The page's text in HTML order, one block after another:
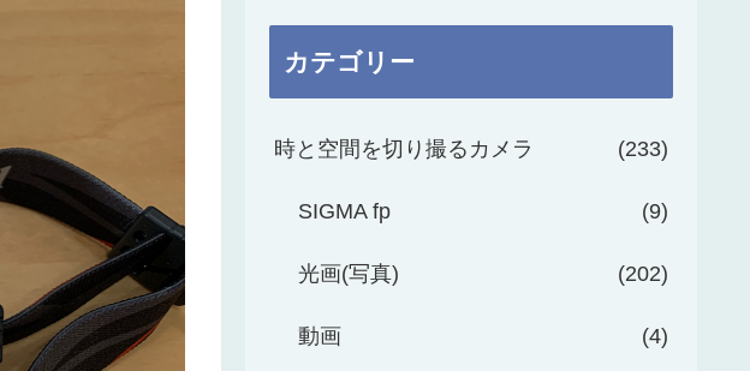
カテゴリー
時と空間を切り撮るカメラ 233
SIGMA fp 9
光画(写真) 202
動画 4